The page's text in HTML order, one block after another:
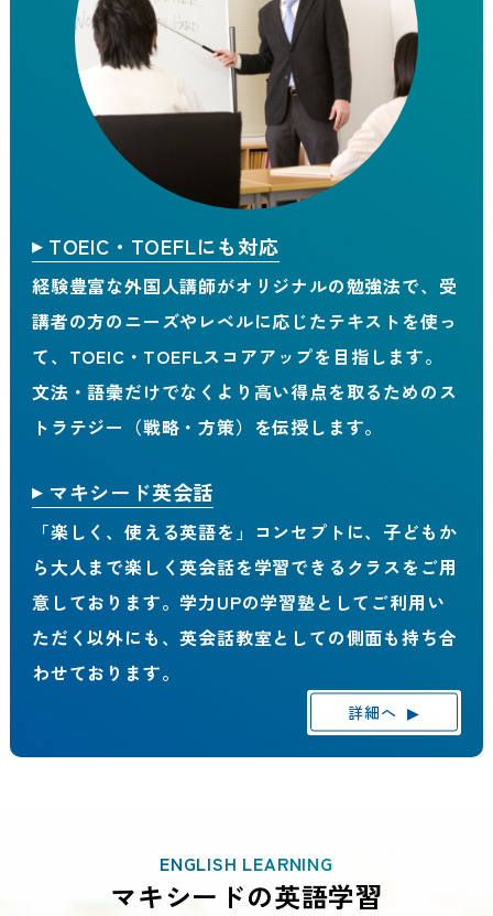
TOEIC・TOEFLにも対応
経験豊富な外国人講師がオリジナルの勉強法で、受
講者の方のニーズやレベルに応じたテキストを使っ
て、TOEIC・TOEFLスコアアップを目指します。
文法・語彙だけでなくより高い得点を取るためのス
トラテジー（戦略・方策）を伝授します。
マキシード英会話
「楽しく、使える英語を」コンセプトに、子どもか
ら大人まで楽しく英会話を学習できるクラスをご用
意しております。学力UPの学習塾としてご利用い
ただく以外にも、英会話教室としての側面も持ち合
わせております。
詳細へ ▶
ENGLISH LEARNING
マキシードの英語学習